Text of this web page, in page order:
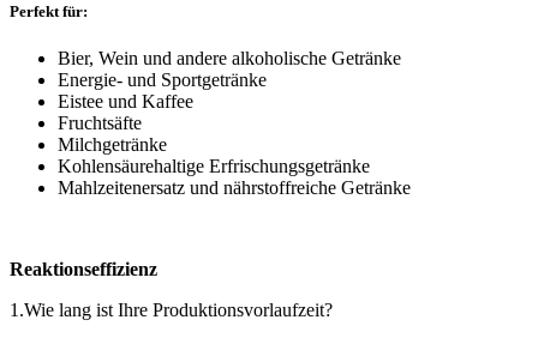
Perfekt für:
Bier, Wein und andere alkoholische Getränke
Energie- und Sportgetränke
Eistee und Kaffee
Fruchtsäfte
Milchgetränke
Kohlensäurehaltige Erfrischungsgetränke
Mahlzeitenersatz und nährstoffreiche Getränke
Reaktionseffizienz
1.Wie lang ist Ihre Produktionsvorlaufzeit?